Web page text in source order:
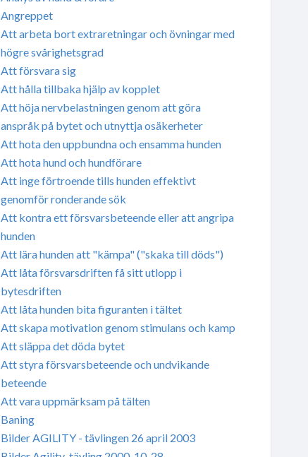
Angreppet
Att arbeta bort extraretningar och övningar med
högre svårighetsgrad
Att försvara sig
Att hålla tillbaka hjälp av kopplet
Att höja nervbelastningen genom att göra
anspråk på bytet och utnyttja osäkerheter
Att hota den uppbundna och ensamma hunden
Att hota hund och hundförare
Att inge förtroende tills hunden effektivt
genomför ronderande sök
Att kontra ett försvarsbeteende eller att angripa
hunden
Att lära hunden att "kämpa" ("skaka till döds")
Att låta försvarsdriften få sitt utlopp i
bytesdriften
Att låta hunden bita figuranten i tältet
Att skapa motivation genom stimulans och kamp
Att släppa det döda bytet
Att styra försvarsbeteende och undvikande
beteende
Att vara uppmärksam på tälten
Baning
Bilder AGILITY - tävlingen 26 april 2003